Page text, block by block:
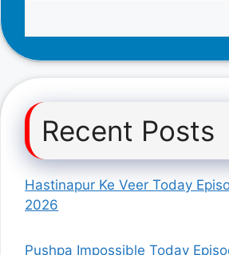
Recent Posts
Hastinapur Ke Veer Today
2026
Pushpa Impossible Today